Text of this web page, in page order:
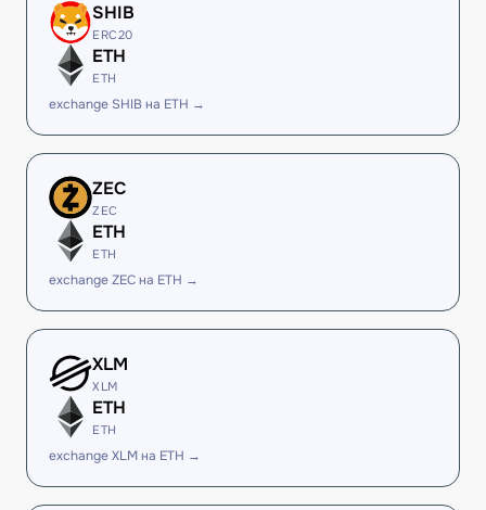
SHIB
ERC20
ETH
ETH
exchange SHIB на ETH →
ZEC
ZEC
ETH
ETH
exchange ZEC на ETH →
XLM
XLM
ETH
ETH
exchange XLM на ETH →